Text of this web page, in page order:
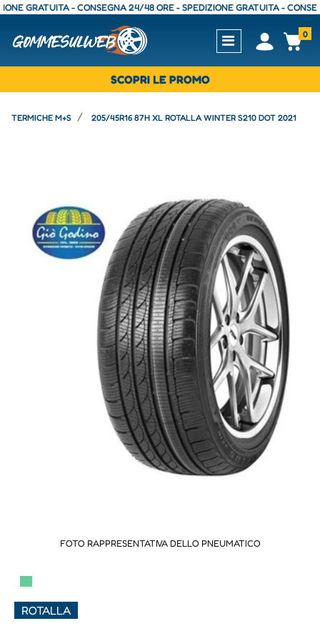
- CONSEGNA 24/48 ORE - SPEDIZIONE GRATUITA -
Open0
SCOPRI LE PROMO
TERMICHE M+S 205/45R16 87H XL ROTALLA WINTER S210 DOT 2021
FOTO RAPPRESENTATIVA DELLO PNEUMATICO
▀
ROTALLA